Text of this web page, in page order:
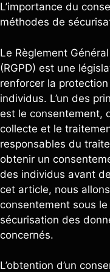
L’importance du
méthodes de
Le Règlement
(RGPD) est une
renforcer la
individus. L’un des
est le consentement,
collecte et le
responsables du
obtenir un
des individus avant
cet article, nous
consentement sous
sécurisation des
concernés.
L’obtention d’un